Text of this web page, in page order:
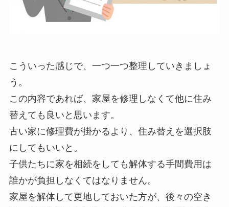
こういった感じで、一つ一つ整理していきましょ
う。
この内容であれば、家屋を修理しなくて他に住み
替えても良いと思います。
古い家に修理費が掛かるより、住み替えを選択肢
にしてもいいと。
子供たちに家を相続をしても解体する手間費用は
誰かが負担しなくてはなりません。
家屋を解体して更地しておいた方が、後々の空き